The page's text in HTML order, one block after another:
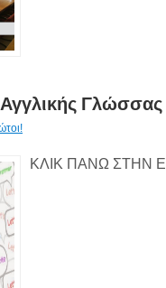
Γλώσσας
ΚΛΙΚ ΠΑΝΩ ΣΤΗΝ